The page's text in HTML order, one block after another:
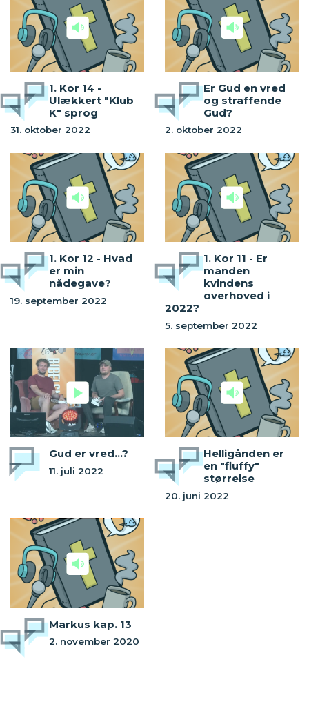
1. Kor 14 -
Ulækkert "Klub
K" sprog
31. oktober 2022
Er Gud en vred
og straffende
Gud?
2. oktober 2022
1. Kor 12 - Hvad
er min
nådegave?
19. september 2022
1. Kor 11 - Er
manden
kvindens
overhoved i
2022?
5. september 2022
Gud er vred...?
11. juli 2022
Helligånden er
en "fluffy"
størrelse
20. juni 2022
Markus kap. 13
2. november 2020